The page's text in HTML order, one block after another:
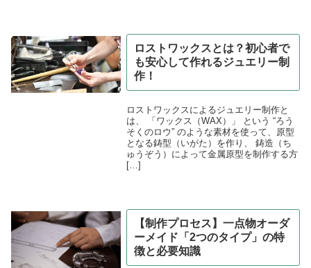
ロストワックスとは？初心者で
も安心して作れるジュエリー制
作！
ロストワックスによるジュエリー制作と
は、 「ワックス（WAX）」 という “ろう
そくのロウ” のような素材を使って、原型
となる鋳型（いがた）を作り、 鋳造（ち
ゅうぞう）によって金属原型を制作する方
[…]
【制作プロセス】一点物オーダ
ーメイド「2つのタイプ」の特
徴と必要知識